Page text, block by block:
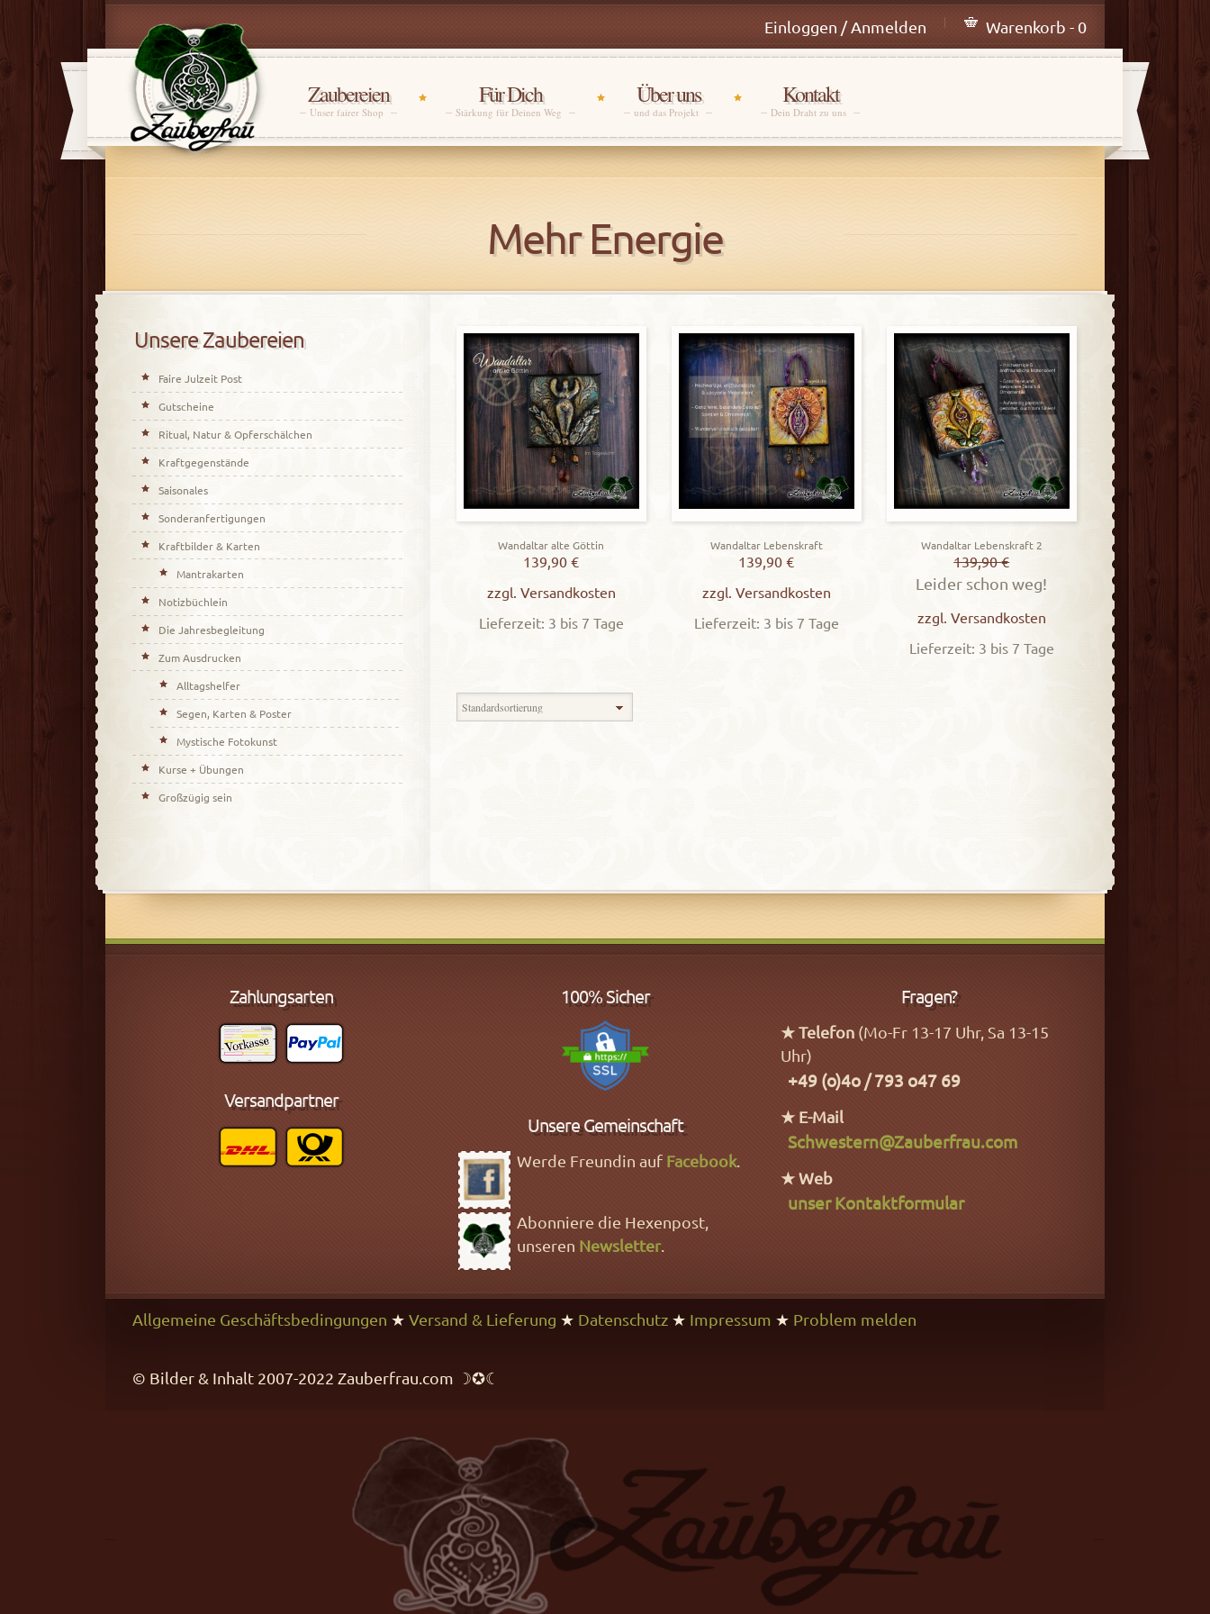
Einloggen / Anmelden Warenkorb - 0
Zaubereien
Unser fairer Shop
Für Dich
Stärkung für Deinen Weg
Über uns
und das Projekt
Kontakt
Dein Draht zu uns
Mehr Energie
Wandaltar alte Göttin
139,90€
zzgl. Versandkosten
Lieferzeit: 3 bis 7 Tage
Wandaltar Lebenskraft
139,90€
zzgl. Versandkosten
Lieferzeit: 3 bis 7 Tage
Wandaltar Lebenskraft 2
139,90€
Leider schon weg!
zzgl. Versandkosten
Lieferzeit: 3 bis 7 Tage
Zeigt alle 3 Ergebnisse
Unsere Zaubereien
Faire Julzeit Post
Gutscheine
Ritual, Natur & Opferschälchen
Kraftgegenstände
Saisonales
Sonderanfertigungen
Kraftbilder & Karten
Mantrakarten
Notizbüchlein
Die Jahresbegleitung
Zum Ausdrucken
Alltagshelfer
Segen, Karten & Poster
Mystische Fotokunst
Kurse + Übungen
Großzügig sein
Zahlungsarten
Versandpartner
100% Sicher
Unsere Gemeinschaft
Werde Freundin auf Facebook.
Abonniere die Hexenpost,
unseren Newsletter.
Fragen?
★ Telefon (Mo-Fr 13-17 Uhr, Sa 13-15
Uhr)
+49 (o)4o / 793 o47 69
★ E-Mail
Schwestern@Zauberfrau.com
★ Web
unser Kontaktformular
Allgemeine Geschäftsbedingungen ★ Versand & Lieferung ★ Datenschutz ★ Impressum ★ Problem melden
© Bilder & Inhalt 2007-2022 Zauberfrau.com ☽✪☾